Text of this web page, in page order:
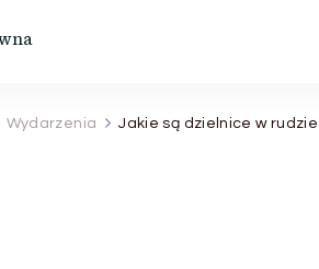
Wydarzenia Jakie są dzielnice w